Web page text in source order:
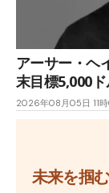
アーサー・ヘ
末目標5,000
2026年08月05日 11
未来を掴